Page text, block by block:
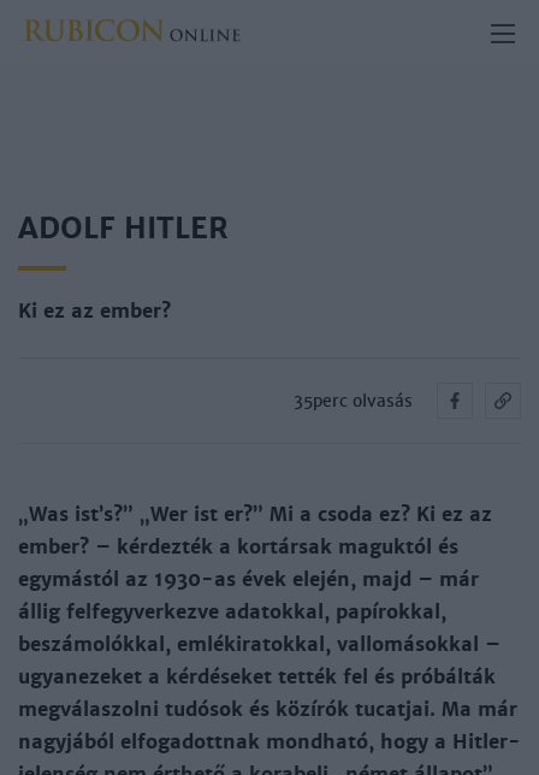
ADOLF HITLER
Ki ez az ember?
35perc olvasás
„Was ist’s?” „Wer ist er?” Mi a csoda ez? Ki ez az
ember? – kérdezték a kortársak maguktól és
egymástól az 1930-as évek elején, majd – már
állig felfegyverkezve adatokkal, papírokkal,
beszámolókkal, emlékiratokkal, vallomásokkal –
ugyanezeket a kérdéseket tették fel és próbálták
megválaszolni tudósok és közírók tucatjai. Ma már
nagyjából elfogadottnak mondható, hogy a Hitler-